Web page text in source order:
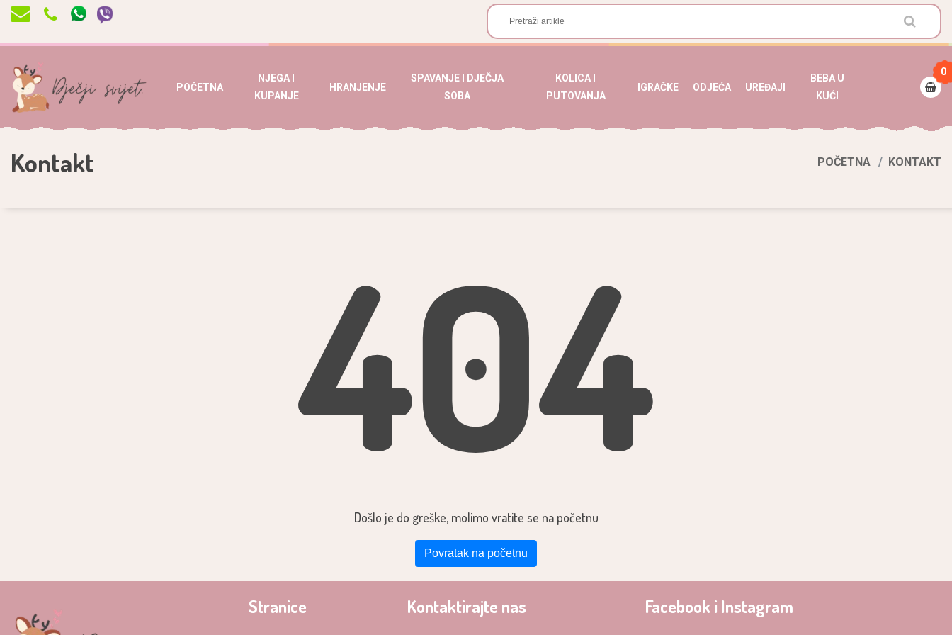
POČETNA
NJEGA I
KUPANJE
HRANJENJE
SPAVANJE I DJEČJA
SOBA
KOLICA I
PUTOVANJA
IGRAČKE ODJEĆA UREĐAJI
BEBA U
KUĆI
0
Kontakt POČETNA KONTAKT
404
Došlo je do greške, molimo vratite se na početnu
Povratak na početnu
Stranice Kontaktirajte nas Facebook i Instagram